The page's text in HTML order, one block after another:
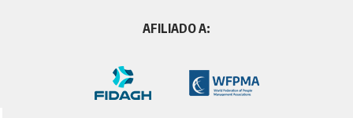
AFILIADO A: